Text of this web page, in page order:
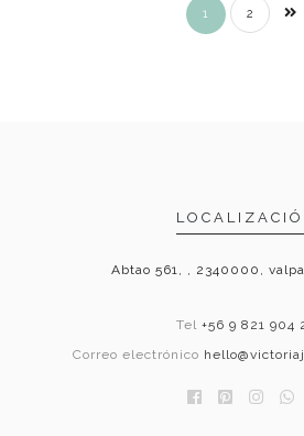
1 2
Abtao 561, , 2340000,
Tel +56 9 821 904
Correo electrónico